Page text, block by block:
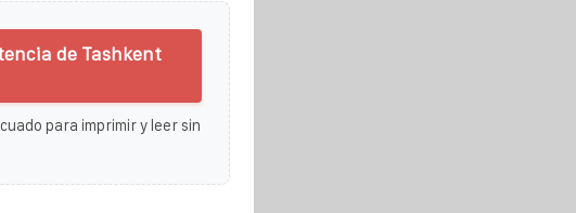
de Tashkent
para imprimir y leer sin